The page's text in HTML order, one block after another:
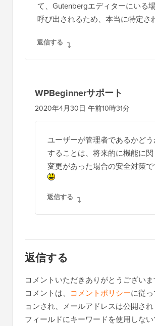
て、Gutenbergエディターにいる
呼び出されるため、本当に特定さ
返信する
WPBeginnerサポート
2020年4月30日 午前10時31分
ユーザーが管理者であるかど
することは、将来的に機能に
変更があった場合の安全対策で
返信する
返信する
コメントいただきありがとうござい
コメントは、 コメントポリシーに従
ョンされ、メールアドレスは公開さ
フィールドにキーワードを使用しない